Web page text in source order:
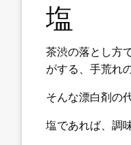
塩
茶渋の落とし方
がする、手荒れ
そんな漂白剤の
塩であれば、調